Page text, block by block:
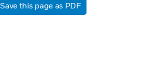
Save this page as PDF